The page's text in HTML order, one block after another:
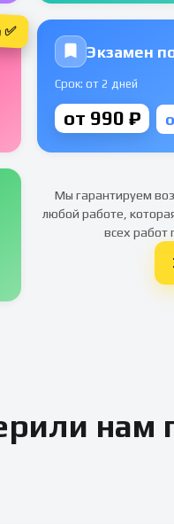
Экзамен
Срок: от 2 дней
от 990 ₽
Мы гарантируем
любой работе,
всех работ
нам